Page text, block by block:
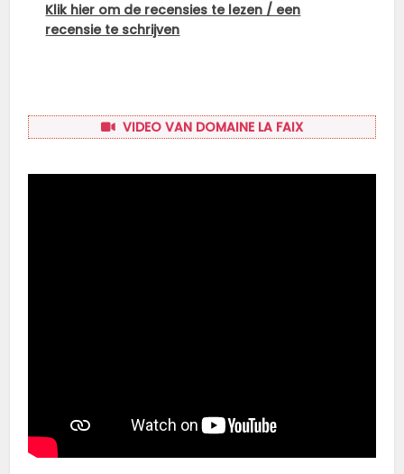
Klik hier om de recensies te lezen / een
recensie te schrijven
VIDEO VAN DOMAINE LA FAIX